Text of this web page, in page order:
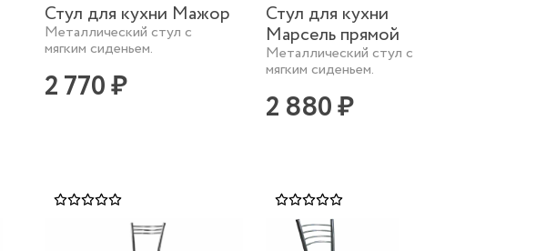
Стул для кухни Мажор
Металлический стул с
мягким сиденьем.
2 770 ₽
Стул для кухни
Марсель прямой
Металлический стул с
мягким сиденьем.
2 880 ₽